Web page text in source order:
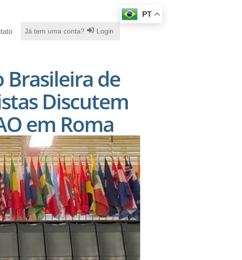
Já tem uma conta? Login
PT
Brasileira de
Discutem
em Roma